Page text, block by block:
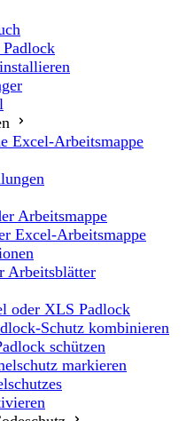
Excel-Arbeitsmappe
Arbeitsmappe
Excel-Arbeitsmappe
Arbeitsblätter
oder XLS Padlock
Schutz kombinieren
schützen
markieren